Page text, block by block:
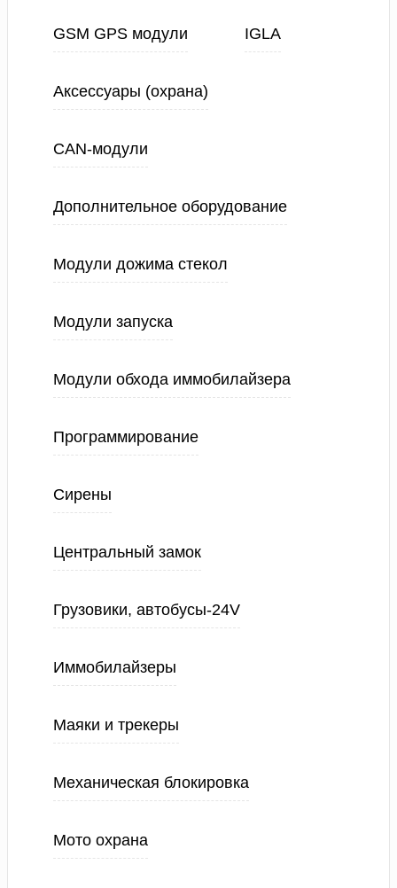
GSM GPS модули IGLA
Аксессуары (охрана)
CAN-модули
Дополнительное оборудование
Модули дожима стекол
Модули запуска
Модули обхода иммобилайзера
Программирование
Сирены
Центральный замок
Грузовики, автобусы-24V
Иммобилайзеры
Маяки и трекеры
Механическая блокировка
Мото охрана